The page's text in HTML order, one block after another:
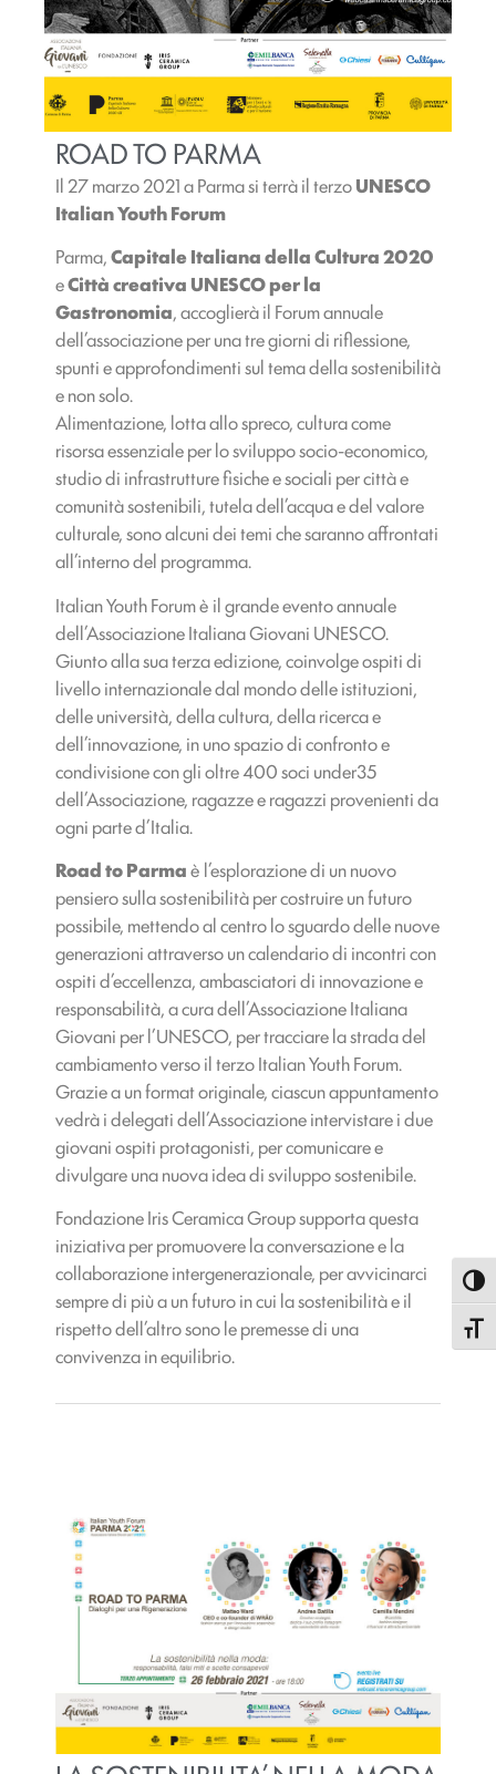
ROAD TO PARMA
Il 27 marzo 2021 a Parma si terrà il terzoUNESCO
Italian Youth Forum
Parma,Capitale Italiana della Cultura 2020
eCittà creativa UNESCO per la
Gastronomia, accoglierà il Forum annuale
dell’associazione per una tre giorni di riflessione,
spunti e approfondimenti sul tema della sostenibilità
e non solo.
Alimentazione, lotta allo spreco, cultura come
risorsa essenziale per lo sviluppo socio-economico,
studio di infrastrutture fisiche e sociali per città e
comunità sostenibili, tutela dell’acqua e del valore
culturale, sono alcuni dei temi che saranno affrontati
all’interno del programma.
Italian Youth Forum è il grande evento annuale
dell’Associazione Italiana Giovani UNESCO.
Giunto alla sua terza edizione, coinvolge ospiti di
livello internazionale dal mondo delle istituzioni,
delle università, della cultura, della ricerca e
dell’innovazione, in uno spazio di confronto e
condivisione con gli oltre 400 soci under35
dell’Associazione, ragazze e ragazzi provenienti da
ogni parte d’Italia.
Road to Parmaè l’esplorazione di un nuovo
pensiero sulla sostenibilità per costruire un futuro
possibile, mettendo al centro lo sguardo delle nuove
generazioni attraverso un calendario di incontri con
ospiti d’eccellenza, ambasciatori di innovazione e
responsabilità, a cura dell’Associazione Italiana
Giovani per l’UNESCO, per tracciare la strada del
cambiamento verso il terzo Italian Youth Forum.
Grazie a un format originale, ciascun appuntamento
vedrà i delegati dell’Associazione intervistare i due
giovani ospiti protagonisti, per comunicare e
divulgare una nuova idea di sviluppo sostenibile.
Fondazione Iris Ceramica Group supporta questa
iniziativa per promuovere la conversazione e la
collaborazione intergenerazionale, per avvicinarci
sempre di più a un futuro in cui la sostenibilità e il
rispetto dell’altro sono le premesse di una
convivenza in equilibrio.